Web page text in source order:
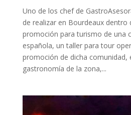
Uno de los chef de
de realizar en Bourdeaux dentro
promoción para turismo de una
española, un taller para tour
promoción de dicha comunidad,
gastronomía de la zona,...